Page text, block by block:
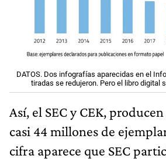
DATOS. Dos infografías aparecidas en el
tiradas se redujeron. Pero el libro digital
Así, el SEC y CEK,
casi 44 millones de
cifra aparece que SEC